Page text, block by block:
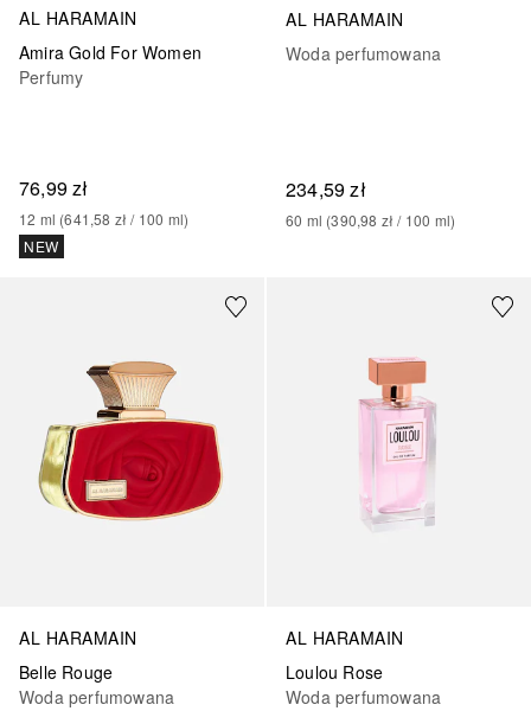
AL HARAMAIN
Amira Gold For Women
Perfumy
76,99 zł
12 ml (641,58 zł / 100 ml)
NEW
AL HARAMAIN
Woda perfumowana
234,59 zł
60 ml (390,98 zł / 100 ml)
AL HARAMAIN
Belle Rouge
Woda perfumowana
AL HARAMAIN
Loulou Rose
Woda perfumowana